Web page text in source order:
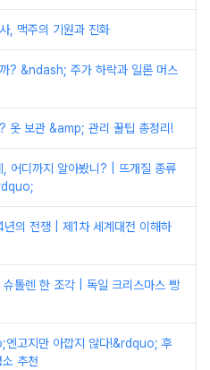
, 맥주의 기원과 진화
? &ndash; 주가 하락과 일론 머스
옷 보관 &amp; 관리 꿀팁 총정리!
어디까지 알아봤니? | 뜨개질 종류
의 전쟁 | 제1차 세계대전 이해하
톨렌 한 조각 | 독일 크리스마스 빵
고지만 아깝지 않다!&rdquo; 후
추천